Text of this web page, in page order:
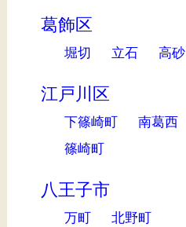
葛飾区
堀切 立石 高砂
江戸川区
下篠崎町 南葛西
篠崎町
八王子市
万町 北野町